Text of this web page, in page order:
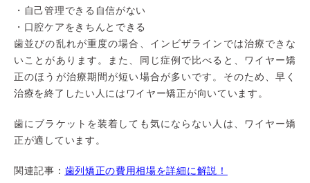
・自己管理できる自信がない
・口腔ケアをきちんとできる
歯並びの乱れが重度の場合、インビザラインでは治療できな
いことがあります。また、同じ症例で比べると、ワイヤー矯
正のほうが治療期間が短い場合が多いです。そのため、早く
治療を終了したい人にはワイヤー矯正が向いています。
歯にブラケットを装着しても気にならない人は、ワイヤー矯
正が適しています。
関連記事： 歯列矯正の費用相場を詳細に解説！